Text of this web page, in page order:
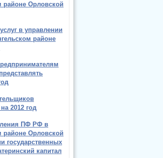
районе Орловской
в управлении
районе
2012 год
ПФ РФ в
районе Орловской
государственных
капитал